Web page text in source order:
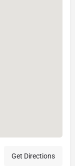
Get Directions